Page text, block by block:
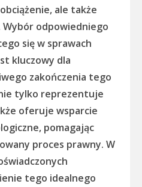
ale także
odpowiedniego
się w sprawach
kluczowy dla
zakończenia tego
tylko reprezentuje
oferuje wsparcie
pomagając
proces prawny. W
tego idealnego